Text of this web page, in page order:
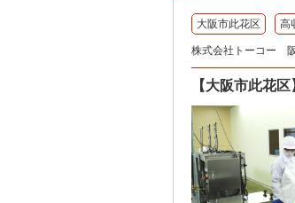
大阪市此花区 高
株式会社トーコー
【大阪市此花